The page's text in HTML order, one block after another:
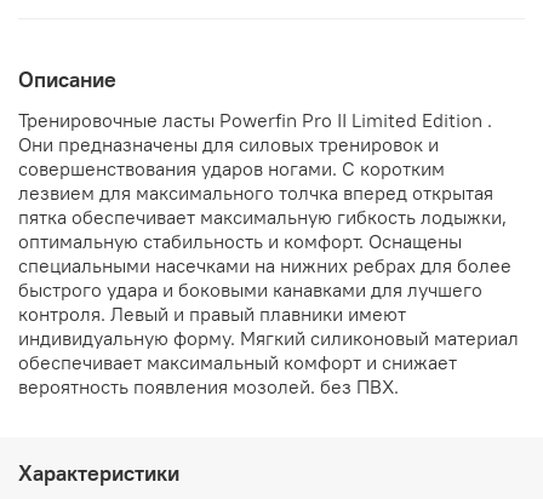
Описание
Тренировочные ласты Powerfin Pro II Limited Edition .
Они предназначены для силовых тренировок и
совершенствования ударов ногами. С коротким
лезвием для максимального толчка вперед открытая
пятка обеспечивает максимальную гибкость лодыжки,
оптимальную стабильность и комфорт. Оснащены
специальными насечками на нижних ребрах для более
быстрого удара и боковыми канавками для лучшего
контроля. Левый и правый плавники имеют
индивидуальную форму. Мягкий силиконовый материал
обеспечивает максимальный комфорт и снижает
вероятность появления мозолей. без ПВХ.
Характеристики